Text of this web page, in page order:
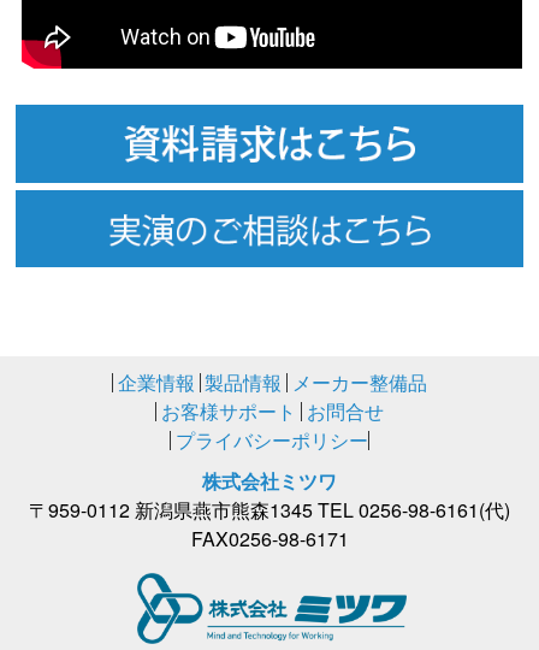
企業情報 製品情報
メーカー整備品
お客様サポート
お問合せ
プライバシーポリシー
株式会社ミツワ
〒959-0112 新潟県燕市熊森1345TEL0256-98-6161(代)
FAX0256-98-6171